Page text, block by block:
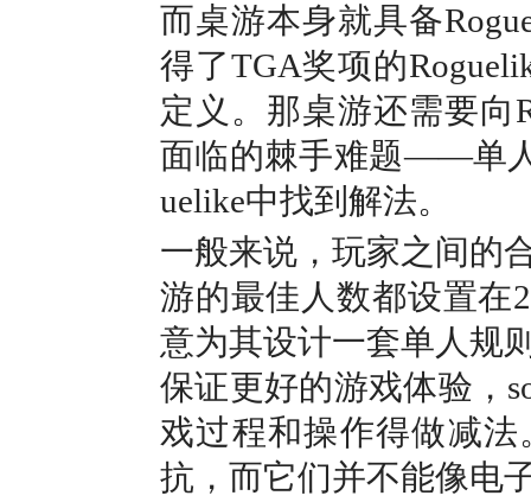
而桌游本身就具备
得了TGA奖项的
定义。那桌游还需要向
面临的棘手难题——单
uelike中找到解法。
一般来说，玩家之间的
游的最佳人数都设置在
意为其设计一套单人规
保证更好的游戏体验，
戏过程和操作得做减
抗，而它们并不能像电